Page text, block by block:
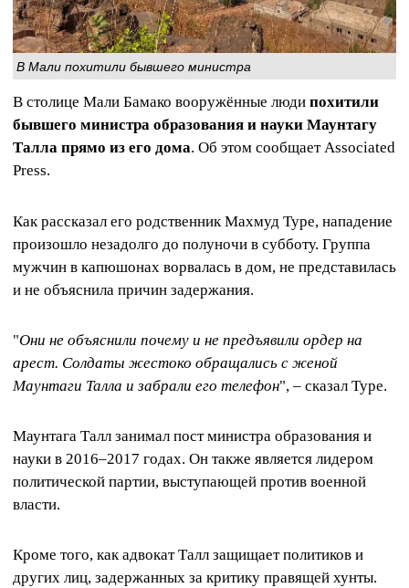
В Мали похитили бывшего министра
В столице Мали Бамако вооружённые люди похитили
бывшего министра образования и науки Маунтагу
Талла прямо из его дома. Об этом сообщает Associated
Press.
Как рассказал его родственник Махмуд Туре, нападение
произошло незадолго до полуночи в субботу. Группа
мужчин в капюшонах ворвалась в дом, не представилась
и не объяснила причин задержания.
"Они не объяснили почему и не предъявили ордер на
арест. Солдаты жестоко обращались с женой
Маунтаги Талла и забрали его телефон", – сказал Туре.
Маунтага Талл занимал пост министра образования и
науки в 2016–2017 годах. Он также является лидером
политической партии, выступающей против военной
власти.
Кроме того, как адвокат Талл защищает политиков и
других лиц, задержанных за критику правящей хунты.